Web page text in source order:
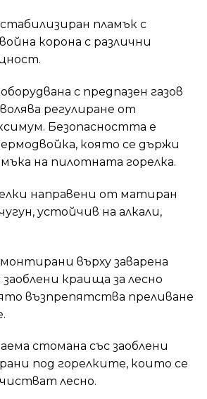
пламък с
корона с различни
с предпазен газов
регулиране от
Безопасността е
която се държи
на пилотната горелка.
направени от матиран
устойчив на алкали,
върху заварена
краища за лесно
възпрепятства преливане
стомана със заоблени
под горелките, които се
лесно.